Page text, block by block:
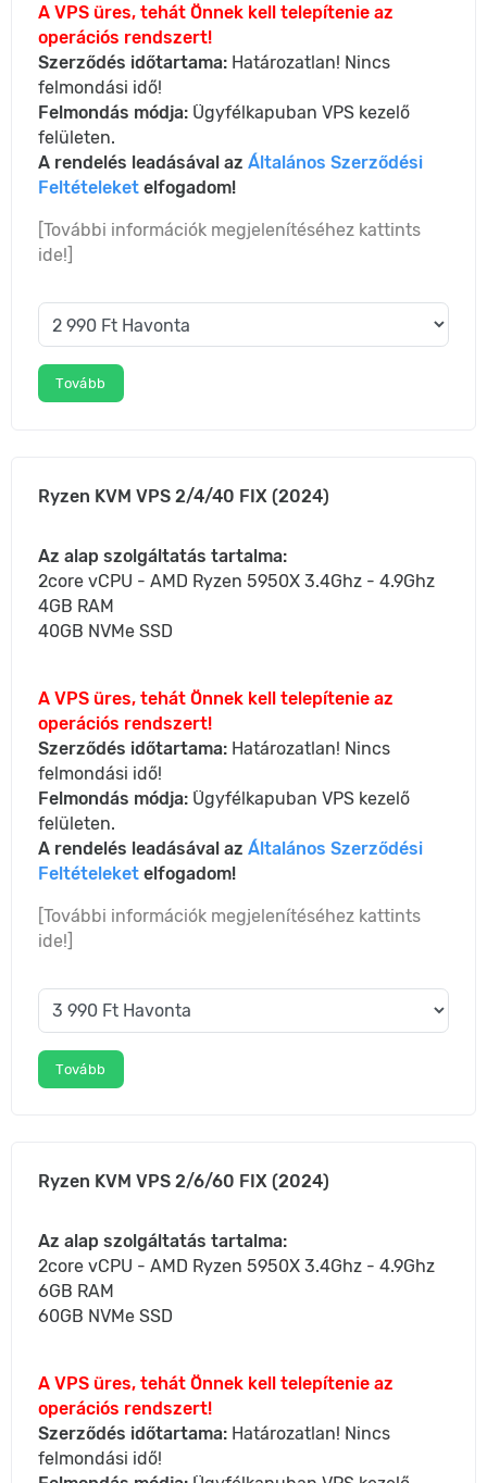
A VPS üres, tehát Önnek kell telepítenie az
operációs rendszert!
Szerződés időtartama: Határozatlan! Nincs
felmondási idő!
Felmondás módja: Ügyfélkapuban VPS kezelő
felületen.
A rendelés leadásával azÁltalános Szerződési
Feltételeket elfogadom!
[További információk megjelenítéséhez kattints
ide!]
Tovább
Ryzen KVM VPS 2/4/40 FIX (2024)
Az alap szolgáltatás tartalma:
2core vCPU - AMD Ryzen 5950X 3.4Ghz - 4.9Ghz
4GB RAM
40GB NVMe SSD
A VPS üres, tehát Önnek kell telepítenie az
operációs rendszert!
Szerződés időtartama: Határozatlan! Nincs
felmondási idő!
Felmondás módja: Ügyfélkapuban VPS kezelő
felületen.
A rendelés leadásával azÁltalános Szerződési
Feltételeket elfogadom!
[További információk megjelenítéséhez kattints
ide!]
Tovább
Ryzen KVM VPS 2/6/60 FIX (2024)
Az alap szolgáltatás tartalma:
2core vCPU - AMD Ryzen 5950X 3.4Ghz - 4.9Ghz
6GB RAM
60GB NVMe SSD
A VPS üres, tehát Önnek kell telepítenie az
operációs rendszert!
Szerződés időtartama: Határozatlan! Nincs
felmondási idő!